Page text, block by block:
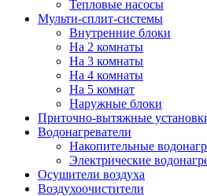
Тепловые насосы
Мульти-сплит-системы
Внутренние блоки
На 2 комнаты
На 3 комнаты
На 4 комнаты
На 5 комнат
Наружные блоки
Приточно-вытяжные
Водонагреватели
Накопительные
Электрические
Осушители воздуха
Воздухоочистители